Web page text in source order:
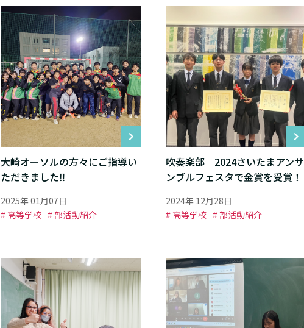
大崎オーソルの方々にご指導い
ただきました‼
2025年 01月07日
# 高等学校 # 部活動紹介
吹奏楽部 2024さいたまアンサ
ンブルフェスタで金賞を受賞！
2024年 12月28日
# 高等学校 # 部活動紹介